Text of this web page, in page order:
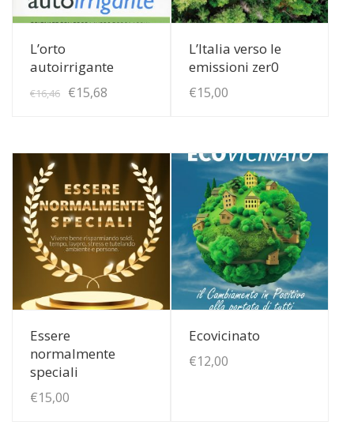
View Details
L’orto
autoirrigante
€16,46
Il
€16,46.
€15,68
€15,68.
View Details
L’Italia verso le
emissioni zer0
€15,00
View Details
Essere
normalmente
speciali
€15,00
View Details
Ecovicinato
€12,00